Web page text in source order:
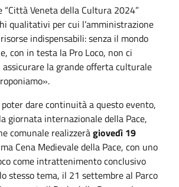
“Città Veneta della Cultura 2024”
qualitativi per cui l’amministrazione
indispensabili: senza il mondo
con in testa la Pro Loco, non ci
assicurare la grande offerta culturale
poter dare continuità a questo evento,
giornata internazionale della Pace,
comunale realizzeràgiovedì 19
Cena Medievale della Pace, con uno
come intrattenimento conclusivo
stesso tema, il 21 settembre al Parco